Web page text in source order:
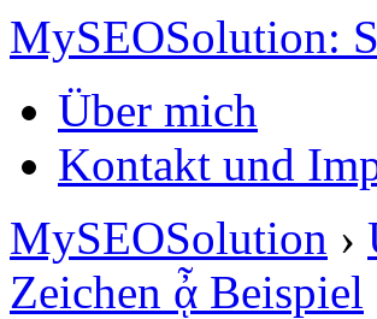
MySEOSolution:
Über mich
Kontakt und
MySEOSolution ›
Zeichen ᾆ Beispiel